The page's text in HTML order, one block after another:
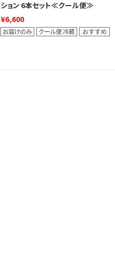
ション 6本セット≪クール便≫
¥6,600